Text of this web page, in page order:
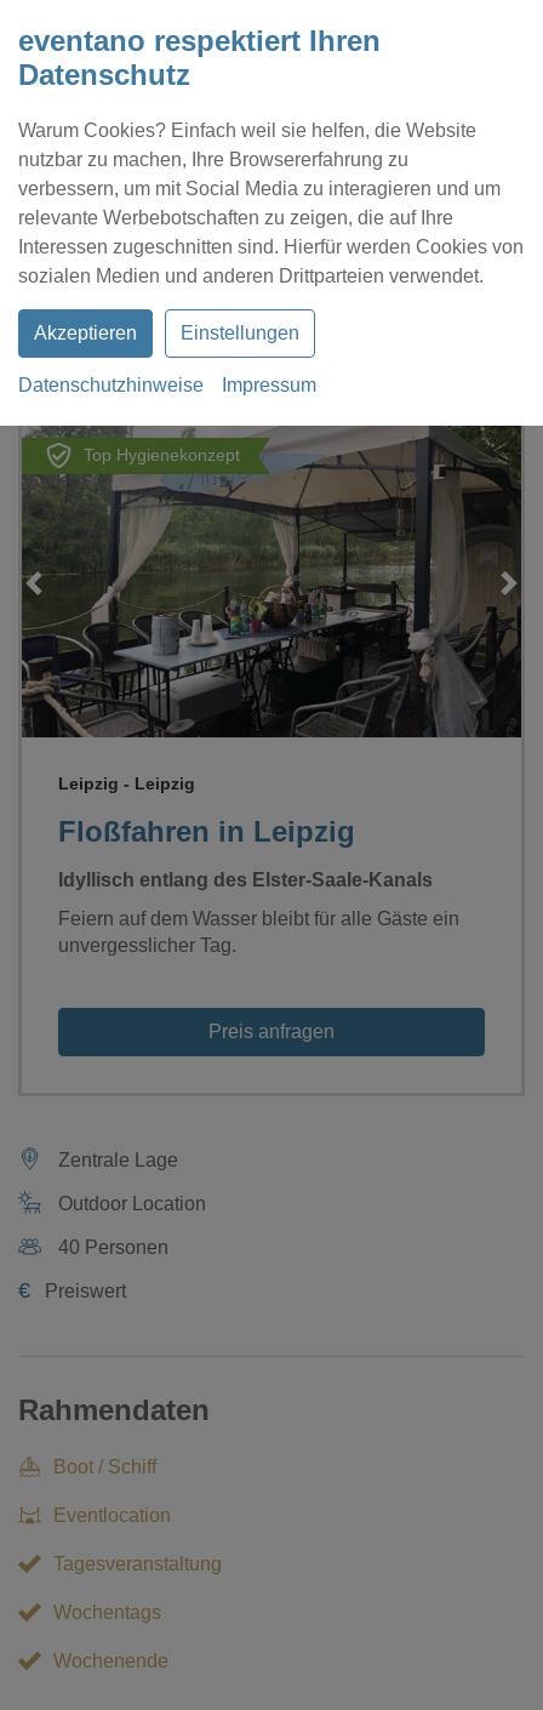
eventano respektiert Ihren
Datenschutz
Warum Cookies? Einfach weil sie helfen, die Website
nutzbar zu machen, Ihre Browsererfahrung zu
verbessern, um mit Social Media zu interagieren und um
relevante Werbebotschaften zu zeigen, die auf Ihre
Interessen zugeschnitten sind. Hierfür werden Cookies von
sozialen Medien und anderen Drittparteien verwendet.
Akzeptieren Einstellungen
Datenschutzhinweise Impressum
Kontakt Location eintragen Profil
Floßfahren in Leipzig
Top Hygienekonzept
Loading...
Floßfahren in Leipzig
Leipzig - Leipzig
Idyllisch entlang des Elster-Saale-Kanals
Feiern auf dem Wasser bleibt für alle Gäste ein
unvergesslicher Tag.
Preis anfragen
Zentrale Lage
Outdoor Location
40 Personen
€ Preiswert
Rahmendaten
Boot / Schiff
Eventlocation
Tagesveranstaltung
Wochentags
Wochenende